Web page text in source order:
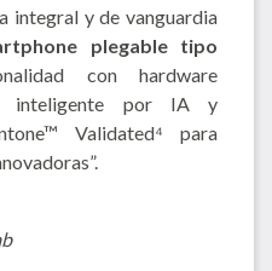
integral y de vanguardia
plegable tipo
con hardware
inteligente por IA y
Validated⁴ para